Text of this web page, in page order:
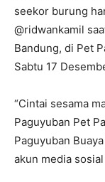
seekor burung
@ridwankamil
Bandung, di Pet
Sabtu 17
“Cintai sesama
Paguyuban Pet
Paguyuban
akun media